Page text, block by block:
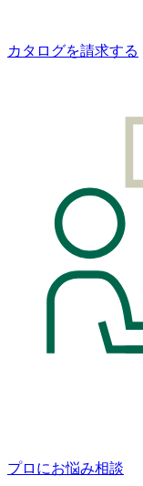
カタログを請求する
プロにお悩み相談